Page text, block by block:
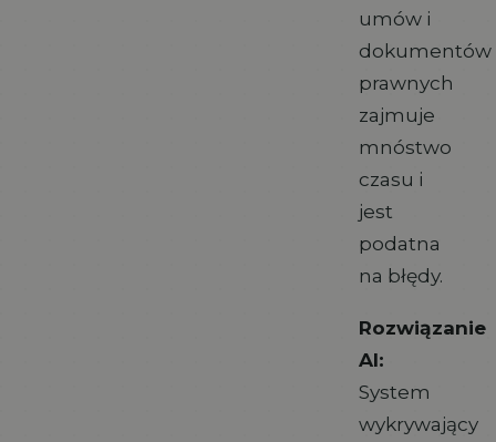
umów i
dokumentów
prawnych
zajmuje
mnóstwo
czasu i
jest
podatna
na błędy.
Rozwiązanie
AI:
System
wykrywający